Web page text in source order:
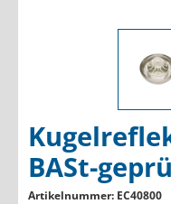
BASt-
Artikelnummer: EC40800